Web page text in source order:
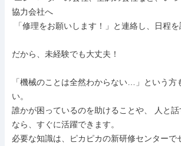
協力会社へ
だから、未経験でも大丈夫！
「機械のことは全然わからない…」という方
い。
誰かが困っているのを助けることや、 人と
なら、すぐに活躍できます。
必要な知識は、ピカピカの新研修センターで